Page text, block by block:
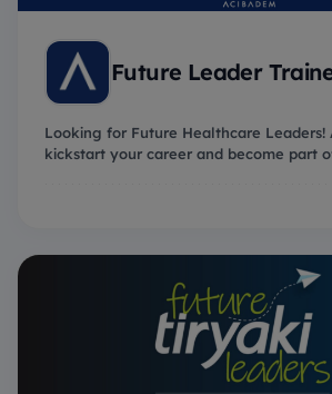
Future Leader
Looking for Future Healthcare
kickstart your career and become part